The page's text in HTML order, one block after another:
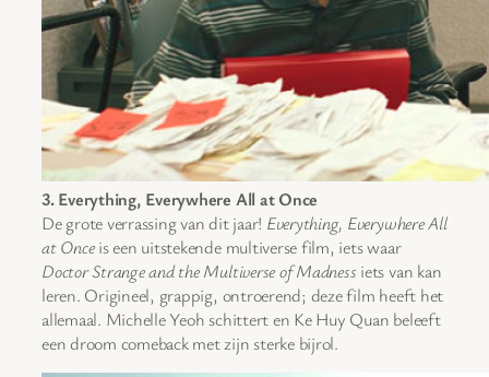
3. Everything, Everywhere All at Once
De grote verrassing van dit jaar! Everything, Everywhere All
at Onceis een uitstekende multiverse film, iets waar
Doctor Strange and the Multiverse of Madness iets van kan
leren. Origineel, grappig, ontroerend; deze film heeft het
allemaal. Michelle Yeoh schittert en Ke Huy Quan beleeft
een droom comeback met zijn sterke bijrol.